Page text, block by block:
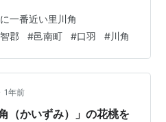
一番近い里』と呼ぶよう
本ものハナモモ（花桃）が
は、まさに桃源郷のような風
一番近い』ような印象を与
島根県邑智郡邑南町口羽の
う集落です…
一番近い里川角
郡 #邑南町 #口羽 #川角
1年前
（かいずみ）」の花桃を